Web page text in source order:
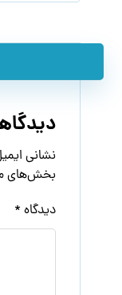
نشانی
بخش‌های
دیدگاه *